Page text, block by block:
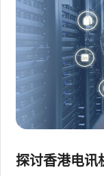
探讨香港电讯